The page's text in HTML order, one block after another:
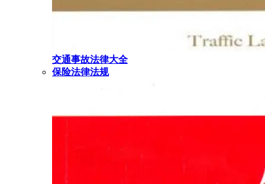
交通事故法律大全
保险法律法规